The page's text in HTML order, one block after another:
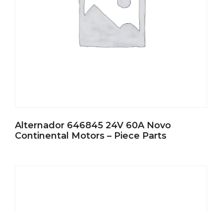
Alternador 646845 24V 60A Novo
Continental Motors – Piece Parts